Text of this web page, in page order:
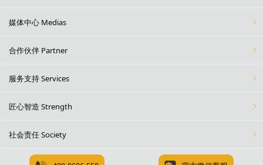
媒体中心 Medias
合作伙伴 Partner
服务支持 Services
匠心智造 Strength
社会责任 Society